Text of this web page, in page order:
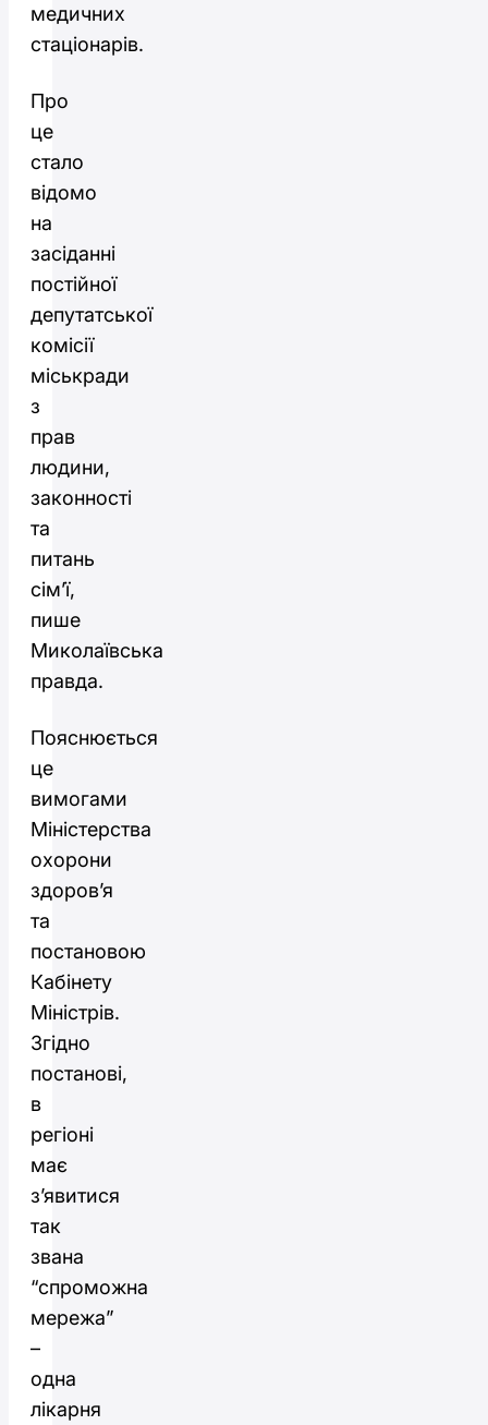
медичних
стаціонарів.
Про
це
стало
відомо
на
засіданні
постійної
депутатської
комісії
міськради
з
прав
людини,
законності
та
питань
сім’ї,
пише
Миколаївська
правда.
Пояснюється
це
вимогами
Міністерства
охорони
здоров’я
та
постановою
Кабінету
Міністрів.
Згідно
постанові,
в
регіоні
має
з’явитися
так
звана
“спроможна
мережа”
–
одна
лікарня